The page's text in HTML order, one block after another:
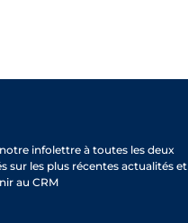
infolettre à toutes les deux
sur les plus récentes actualités et
au CRM